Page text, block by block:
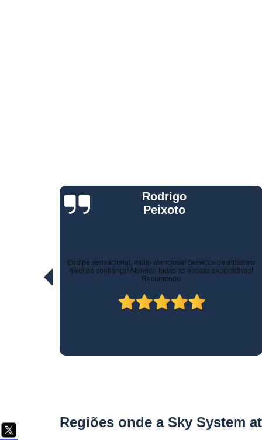
Telemetrias
Jorge Eduardo
Rizzotti
Quando comprei fui muito bem atendido na hora da venda e
pelo suporte! Não demoraram para marcar a instalação e o
técnico tomou todo cuidado com meu carro. Estou trocando de
veículo e vou instalar no outro! Recomendo!
Regiões onde a Sky System